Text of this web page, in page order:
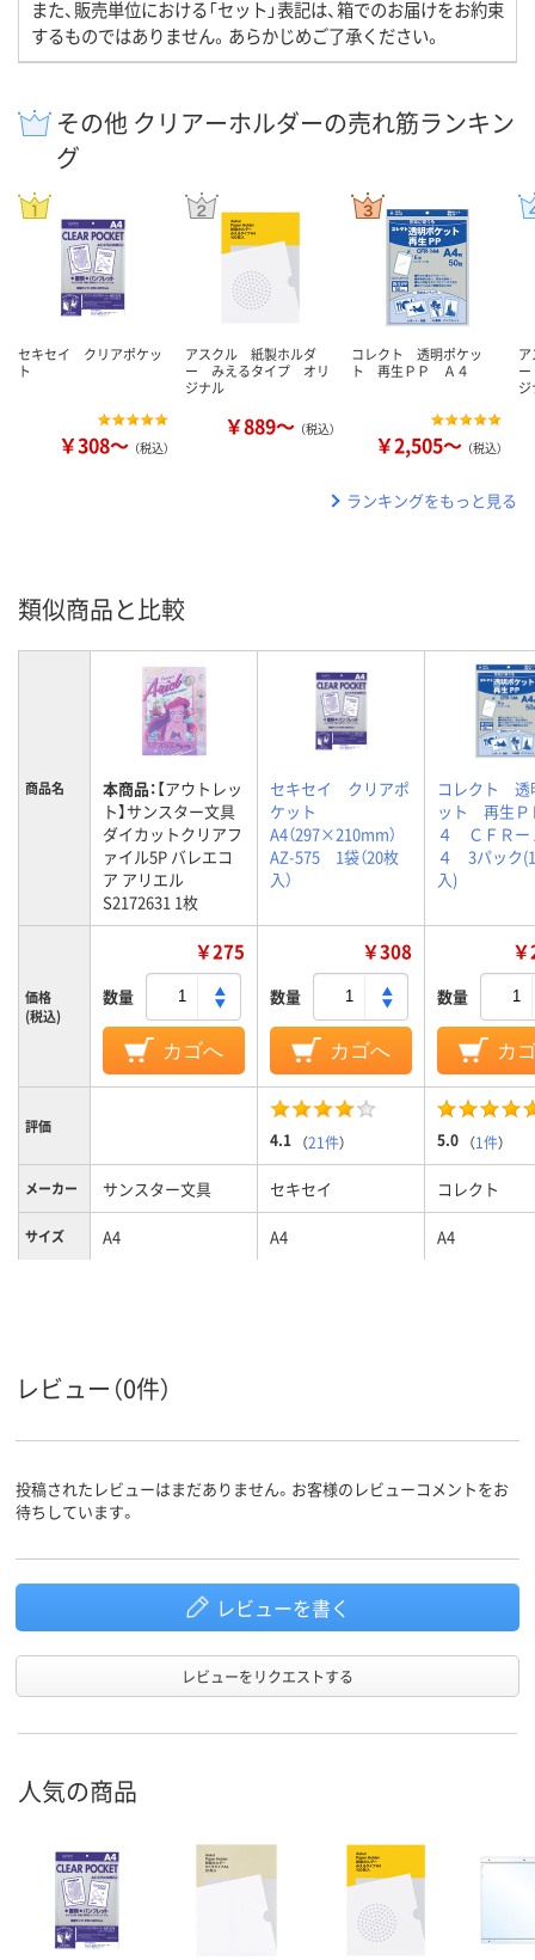
また、販売単位における「セット」表記は、箱でのお届けをお約束
するものではありません。あらかじめご了承ください。
その他 クリアーホルダーの売れ筋ランキン
グ
セキセイ クリアポケッ
ト
￥308～ （税込）
アスクル 紙製ホルダ
ー みえるタイプ オリ
ジナル
￥889～ （税込）
コレクト 透明ポケッ
ト 再生ＰＰ Ａ４
￥2,505～ （税込）
ランキングをもっと見る
類似商品と比較
商品名 本商品：【アウトレッ
ト】サンスター文具
ダイカットクリアフ
ァイル5P バレエコ
ア アリエル
S2172631 1枚
セキセイ クリアポ
ケット
A4（297×210mm）
AZ-575 1袋（20枚
入）
コレクト 透
ット 再生
４ ＣＦＲー
４ 3パック
入)
価格
(税込)
￥275
数量
カゴへ
￥308
数量
カゴへ
数量
カ
評価
4.1 （21件） 5.0 （1件）
メーカー サンスター文具 セキセイ コレクト
サイズ A4 A4 A4
ト
レビュー（0件）
投稿されたレビューはまだありません。お客様のレビューコメントをお
待ちしています。
レビューを書く
レビューをリクエストする
人気の商品